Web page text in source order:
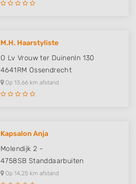
M.H. Haarstyliste
O Lv Vrouw ter Duinenln 130
4641RM Ossendrecht
Op 13,66 km afstand
Kapsalon Anja
Molendijk 2 -
4758SB Standdaarbuiten
Op 14,25 km afstand